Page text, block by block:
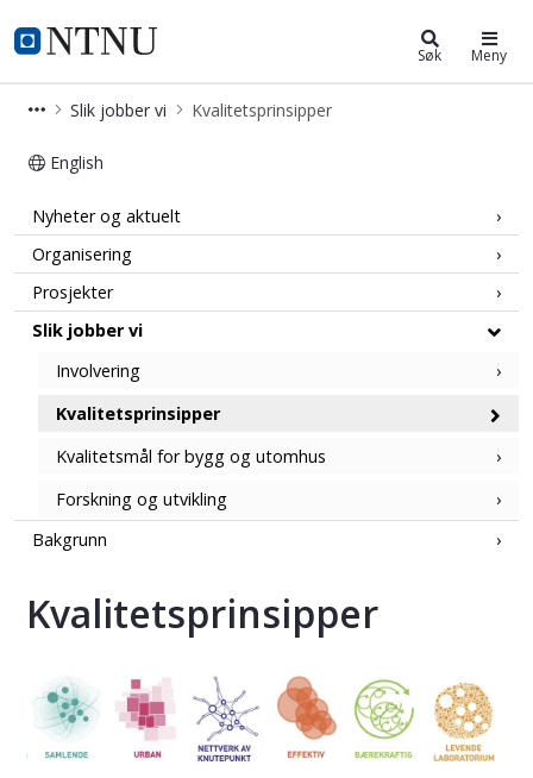
NTNU Hjemmeside
Campussamling Søk Meny
Slik jobber vi Kvalitetsprinsipper
English
Kvalitetsprinsipper - NTNU
Nyheter og aktuelt
Organisering
Prosjekter
Slik jobber vi
Involvering
Kvalitetsprinsipper
Kvalitetsmål for bygg og utomhus
Forskning og utvikling
Bakgrunn
Kvalitetsprinsipper